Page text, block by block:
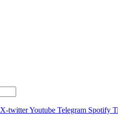
X-twitterYoutube Telegram Spotify